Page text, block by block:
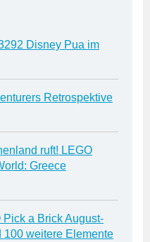
Disney Pua im
Retrospektive
ruft! LEGO
Greece
Pick a Brick August-
100 weitere Elemente